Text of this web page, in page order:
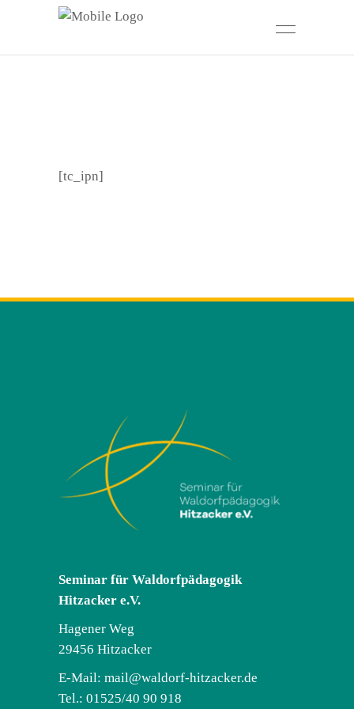
[tc_ipn]
Seminar für Waldorfpädagogik
Hitzacker e.V.
Hagener Weg
29456 Hitzacker
E-Mail: mail@waldorf-hitzacker.de
Tel.: 01525/40 90 918